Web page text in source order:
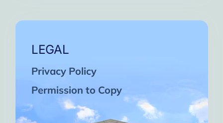
LEGAL
Privacy Policy
Permission to Copy